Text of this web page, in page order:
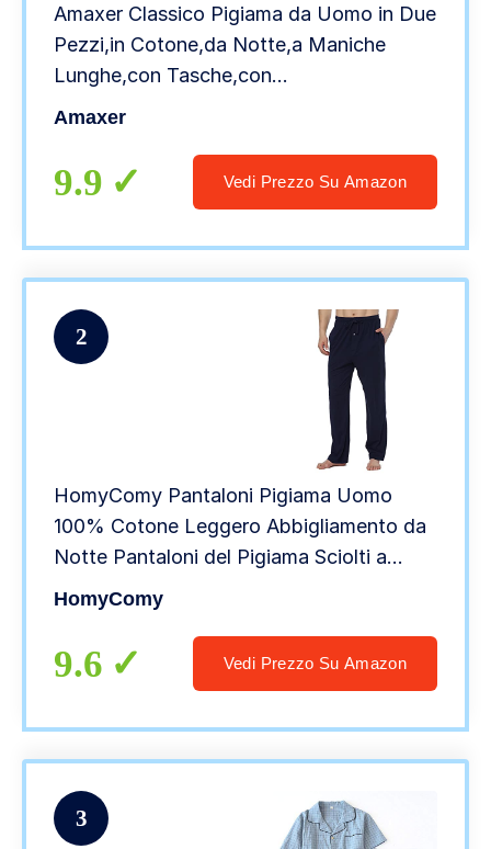
Amaxer Classico Pigiama da Uomo in Due
Pezzi,in Cotone,da Notte,a Maniche
Lunghe,con Tasche,con
Coulisse,Quadrato Blu scuro01,L
Amaxer
9.9 Vedi Prezzo Su Amazon
2
HomyComy Pantaloni Pigiama Uomo
100% Cotone Leggero Abbigliamento da
Notte Pantaloni del Pigiama Sciolti a
Quadri da Uomo con Coulisse e Tasca
HomyComy
9.6 Vedi Prezzo Su Amazon
3